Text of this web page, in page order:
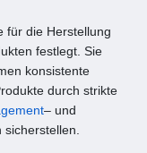
für die Herstellung
festlegt. Sie
konsistente
durch strikte
– und